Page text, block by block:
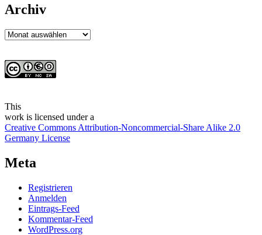
Archiv
Archiv
This
work is licensed under a
Creative Commons Attribution-Noncommercial-Share Alike 2.0
Germany License
Meta
Registrieren
Anmelden
Eintrags-Feed
Kommentar-Feed
WordPress.org